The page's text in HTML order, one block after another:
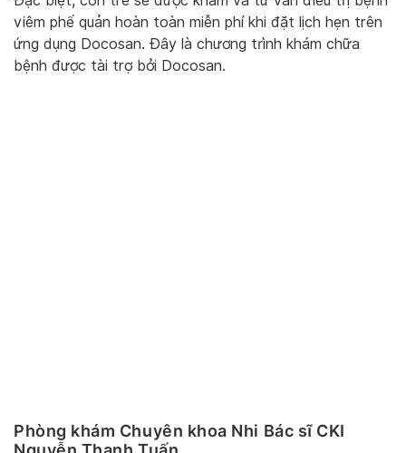
viêm phế quản hoàn toàn miễn phí khi đặt lịch hẹn trên
ứng dụng Docosan. Đây là chương trình khám chữa
bệnh được tài trợ bởi Docosan.
Phòng khám Chuyên khoa Nhi Bác sĩ CKI